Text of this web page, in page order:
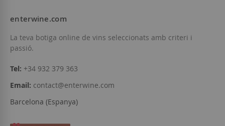
enterwine.com
La teva botiga online de vins seleccionats amb criteri i
passió.
Tel: +34 932 379 363
Email: contact@enterwine.com
Barcelona (Espanya)